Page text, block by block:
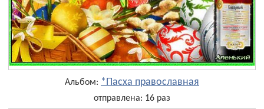
Альбом: *Пасха православная
отправлена: 16 раз